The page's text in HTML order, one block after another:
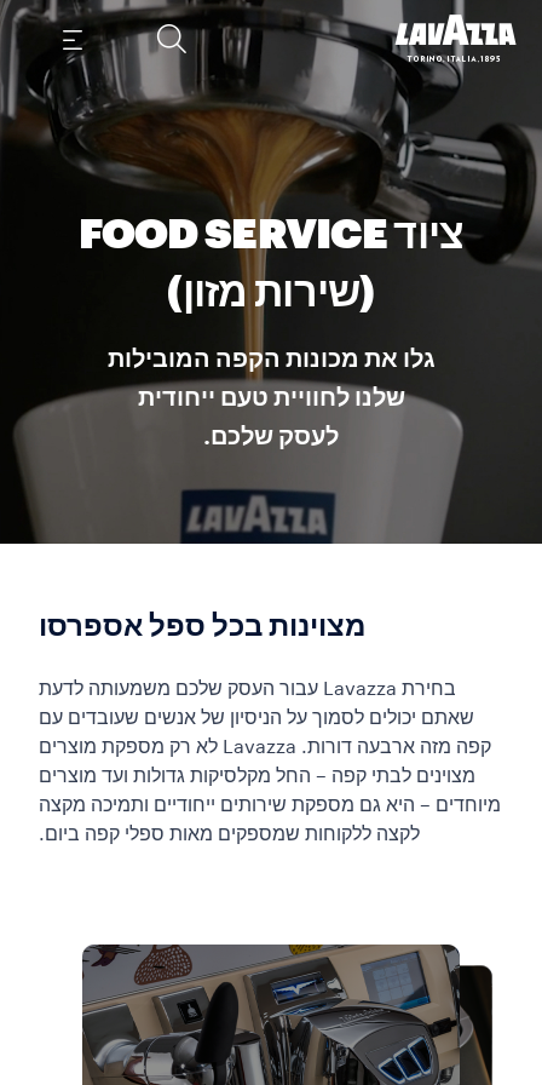
ציוד FOOD SERVICE
(שירות מזון)
גלו את מכונות הקפה המובילות
שלנו לחוויית טעם ייחודית
לעסק שלכם.
מצוינות בכל ספל אספרסו
בחירת Lavazza עבור העסק שלכם משמעותה לדעת
שאתם יכולים לסמוך על הניסיון של אנשים שעובדים עם
קפה מזה ארבעה דורות. Lavazza לא רק מספקת מוצרים
מצוינים לבתי קפה – החל מקלסיקות גדולות ועד מוצרים
מיוחדים – היא גם מספקת שירותים ייחודיים ותמיכה מקצה
לקצה ללקוחות שמספקים מאות ספלי קפה ביום.